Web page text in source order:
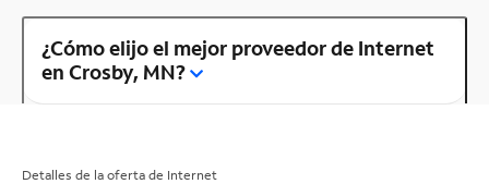
¿Cómo elijo el mejor proveedor de Internet
en Crosby, MN?
Detalles de la oferta de Internet